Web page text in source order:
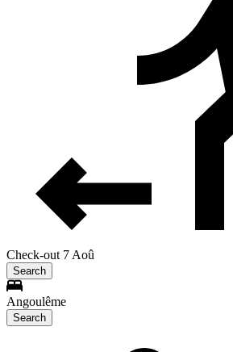
Check-out 7 Aoû
Search
Angoulême
Search